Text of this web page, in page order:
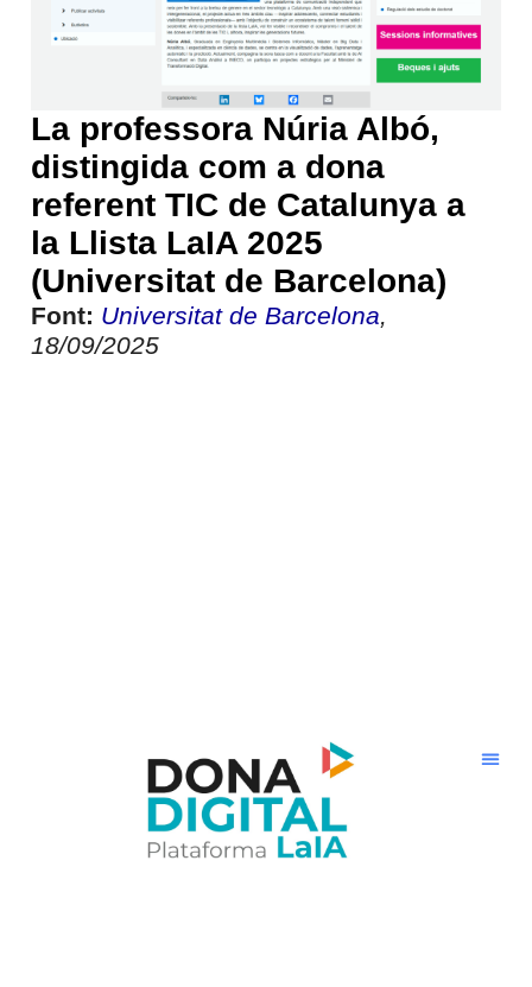
La professora Núria Albó,
distingida com a dona
referent TIC de Catalunya a
la Llista LaIA 2025
(Universitat de Barcelona)
Font: Universitat de Barcelona,
18/09/2025